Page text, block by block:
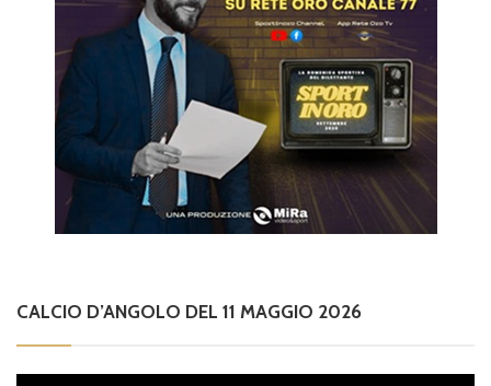
CALCIO D’ANGOLO DEL 11 MAGGIO 2026